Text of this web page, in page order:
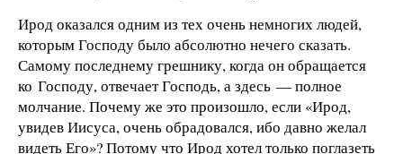
Ирод оказался одним из тех очень немногих людей,
которым Господу было абсолютно нечего сказать.
Самому последнему грешнику, когда он обращается
ко Господу, отвечает Господь, а здесь — полное
молчание. Почему же это произошло, если «Ирод,
увидев Иисуса, очень обрадовался, ибо давно желал
видеть Его»? Потому что Ирод хотел только поглазеть